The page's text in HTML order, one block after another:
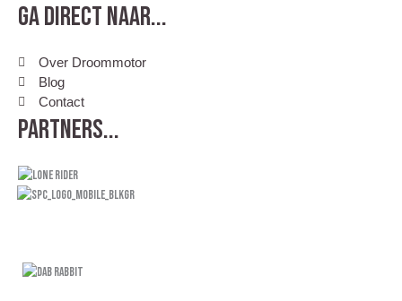
Ga direct naar...
Over Droommotor
Blog
Contact
Partners...